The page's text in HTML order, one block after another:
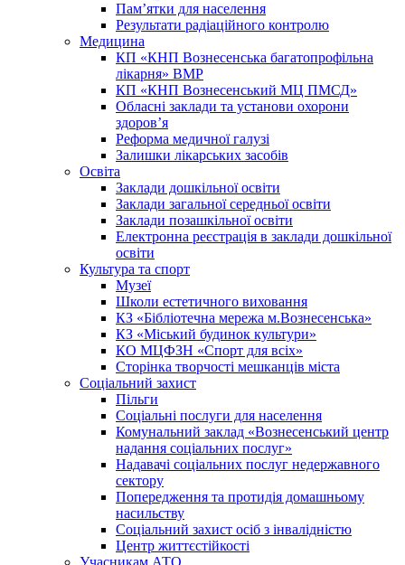
Пам’ятки для населення
Результати радіаційного контролю
Медицина
КП «КНП Вознесенська багатопрофільна
лікарня» ВМР
КП «КНП Вознесенський МЦ ПМСД»
Обласні заклади та установи охорони
здоров’я
Реформа медичної галузі
Залишки лікарських засобів
Освіта
Заклади дошкільної освіти
Заклади загальної середньої освіти
Заклади позашкільної освіти
Електронна реєстрація в заклади дошкільної
освіти
Культура та спорт
Музеї
Школи естетичного виховання
КЗ «Бібліотечна мережа м.Вознесенська»
КЗ «Міський будинок культури»
КО МЦФЗН «Спорт для всіх»
Сторінка творчості мешканців міста
Соціальний захист
Пільги
Соціальні послуги для населення
Комунальний заклад «Вознесенський центр
надання соціальних послуг»
Надавачі соціальних послуг недержавного
сектору
Попередження та протидія домашньому
насильству
Соціальний захист осіб з інвалідністю
Центр життєстійкості
Учасникам АТО